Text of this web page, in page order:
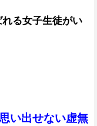
る女子生徒がい
い出せない虚無